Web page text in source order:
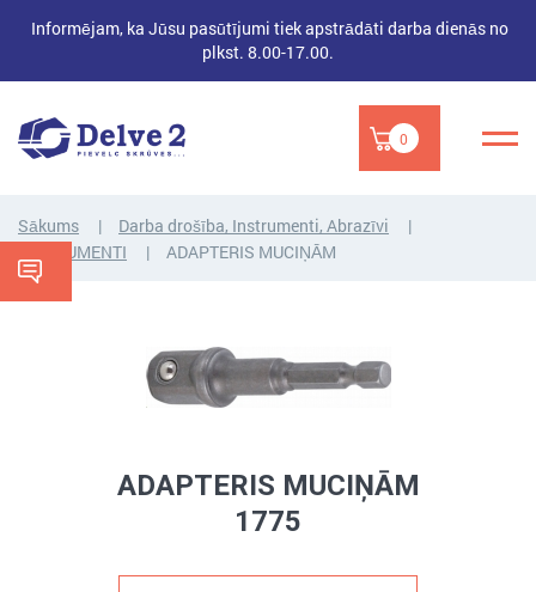
Informējam, ka Jūsu pasūtījumi tiek apstrādāti darba dienās no
plkst. 8.00-17.00.
0
Sākums
Darba drošība, Instrumenti, Abrazīvi
INSTRUMENTI
ADAPTERIS MUCIŅĀM
ADAPTERIS MUCIŅĀM
1775